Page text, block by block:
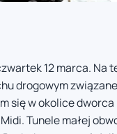
12 marca. Na
drogowym
się w okolice dworca
Tunele małej